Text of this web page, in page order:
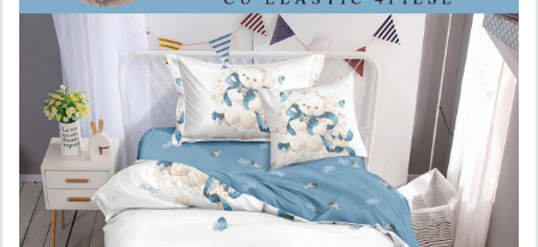
Lenjerii de pat Bumbac 100%
Lenjerii de pat Cocolino
Lenjerii de pat Finet + 2 Draperii
Lenjerii de pat Saten 4 piese cu
elastic